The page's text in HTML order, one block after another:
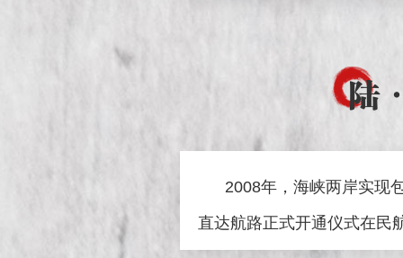
陆
2008年，海峡两岸实现包
直达航路正式开通仪式在民